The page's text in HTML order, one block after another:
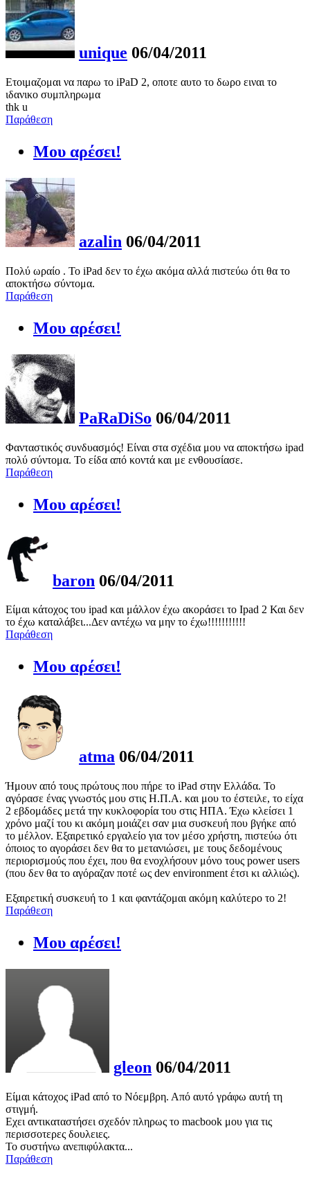
unique 06/04/2011
Ετοιμαζομαι να παρω το iPaD 2, οποτε αυτο το δωρο ειναι το
ιδανικο συμπληρωμα
thk u
Παράθεση
Μου αρέσει!
azalin 06/04/2011
Πολύ ωραίο . Το iPad δεν το έχω ακόμα αλλά πιστεύω ότι θα το
αποκτήσω σύντομα.
Παράθεση
Μου αρέσει!
PaRaDiSo 06/04/2011
Φανταστικός συνδυασμός! Είναι στα σχέδια μου να αποκτήσω ipad
πολύ σύντομα. Το είδα από κοντά και με ενθουσίασε.
Παράθεση
Μου αρέσει!
baron 06/04/2011
Είμαι κάτοχος του ipad και μάλλον έχω ακοράσει το Ipad 2 Και δεν
το έχω καταλάβει...Δεν αντέχω να μην το έχω!!!!!!!!!!!
Παράθεση
Μου αρέσει!
atma 06/04/2011
Ήμουν από τους πρώτους που πήρε το iPad στην Ελλάδα. Το
αγόρασε ένας γνωστός μου στις Η.Π.Α. και μου το έστειλε, το είχα
2 εβδομάδες μετά την κυκλοφορία του στις ΗΠΑ. Έχω κλείσει 1
χρόνο μαζί του κι ακόμη μοιάζει σαν μια συσκευή που βγήκε από
το μέλλον. Εξαιρετικό εργαλείο για τον μέσο χρήστη, πιστεύω ότι
όποιος το αγοράσει δεν θα το μετανιώσει, με τους δεδομένους
περιορισμούς που έχει, που θα ενοχλήσουν μόνο τους power users
(που δεν θα το αγόραζαν ποτέ ως dev environment έτσι κι αλλιώς).
Εξαιρετική συσκευή το 1 και φαντάζομαι ακόμη καλύτερο το 2!
Παράθεση
Μου αρέσει!
gleon 06/04/2011
Είμαι κάτοχος iPad από το Νόεμβρη. Από αυτό γράφω αυτή τη
στιγμή.
Εχει αντικαταστήσει σχεδόν πληρως το macbook μου για τις
περισσοτερες δουλειες.
Το συστήνω ανεπιφύλακτα...
Παράθεση